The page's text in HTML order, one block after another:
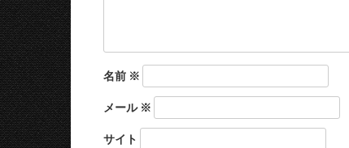
名前 ※
メール※
サイト